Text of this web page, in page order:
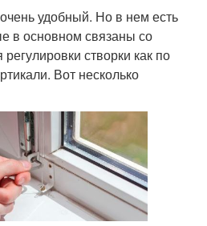
удобный. Но в нем есть
в основном связаны со
створки как по
Вот несколько